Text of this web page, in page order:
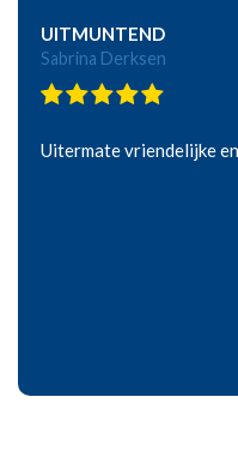
UITMUNTEND
Sabrina Derksen
Uitermate vriendelijke